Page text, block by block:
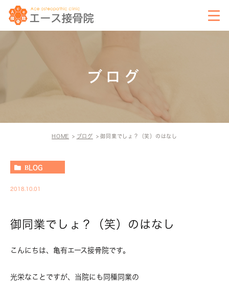
ブログ
HOME ブログ 御同業でしょ？（笑）のはなし
BLOG
2018.10.01
御同業でしょ？（笑）のはなし
こんにちは、亀有エース接骨院です。
光栄なことですが、当院にも同種同業の